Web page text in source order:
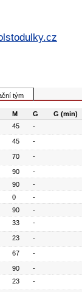
tým
M G
G (min)
45 -
45 -
70 -
90
-
90
-
0
-
90
-
33 -
23 -
67 -
90
-
23 -